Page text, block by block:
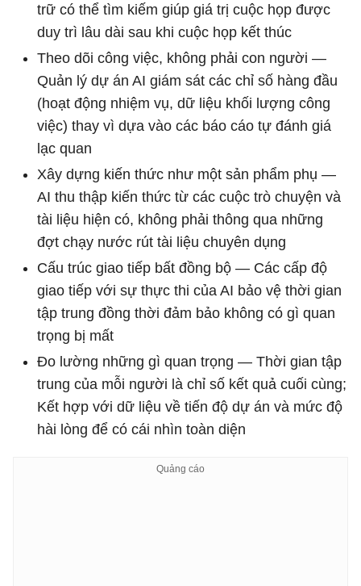
trữ có thể tìm kiếm giúp giá trị cuộc họp được
duy trì lâu dài sau khi cuộc họp kết thúc
Theo dõi công việc, không phải con người —
Quản lý dự án AI giám sát các chỉ số hàng đầu
(hoạt động nhiệm vụ, dữ liệu khối lượng công
việc) thay vì dựa vào các báo cáo tự đánh giá
lạc quan
Xây dựng kiến ​​thức như một sản phẩm phụ —
AI thu thập kiến ​​thức từ các cuộc trò chuyện và
tài liệu hiện có, không phải thông qua những
đợt chạy nước rút tài liệu chuyên dụng
Cấu trúc giao tiếp bất đồng bộ — Các cấp độ
giao tiếp với sự thực thi của AI bảo vệ thời gian
tập trung đồng thời đảm bảo không có gì quan
trọng bị mất
Đo lường những gì quan trọng — Thời gian tập
trung của mỗi người là chỉ số kết quả cuối cùng;
Kết hợp với dữ liệu về tiến độ dự án và mức độ
hài lòng để có cái nhìn toàn diện